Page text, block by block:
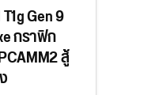
Gen 9
กราฟิก
สู้